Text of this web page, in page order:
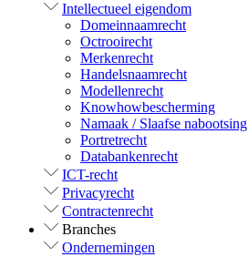
Intellectueel eigendom
Domeinnaamrecht
Octrooirecht
Merkenrecht
Handelsnaamrecht
Modellenrecht
Knowhowbescherming
Namaak / Slaafse nabootsing
Portretrecht
Databankenrecht
ICT-recht
Privacyrecht
Contractenrecht
Branches
Ondernemingen